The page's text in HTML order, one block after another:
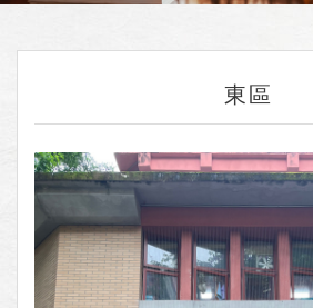
東區